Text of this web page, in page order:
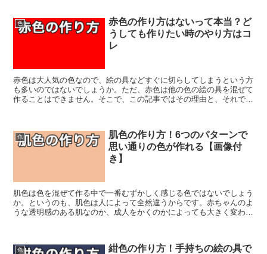
色
赤色の作り方はないって本当？ど
うしても作りたい時のやり方はコ
レ
赤色は大人気の色なので、絵の具などすぐに切らしてしまうという方
も多いのではないでしょうか。ただ、赤色は他の色の絵の具を混ぜて
作ることはできません。そこで、この記事ではその理由と、それでも
色
肌色の作り方！6つのパターンで
思い通りの色が作れる【画像付
き】
肌色は色を混ぜて作る中で一番むずかしく感じる色ではないでしょう
か。というのも、肌色は人によって全然違うからです。赤ちゃんのよ
うな透明感のある肌なのか、成人をかくのかによっても大きく変わっ
色
紺色の作り方！手持ちの絵の具で